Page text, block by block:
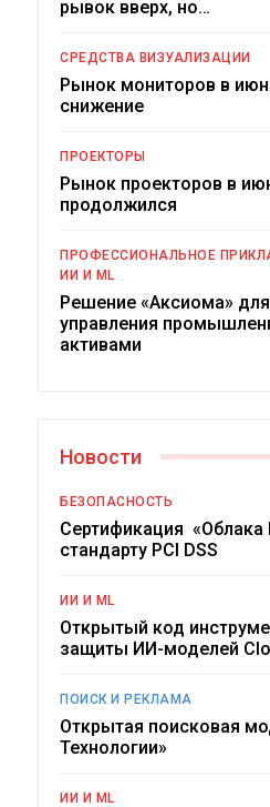
рывок вверх, но…
СРЕДСТВА ВИЗУАЛИЗАЦИИ
Рынок мониторов в
снижение
ПРОЕКТОРЫ
Рынок проекторов в
продолжился
ПРОФЕССИОНАЛЬНОЕ
ИИ И ML
Решение «Аксиома» для
управления
активами
Новости
БЕЗОПАСНОСТЬ
Сертификация «Облака
стандарту PCI DSS
ИИ И ML
Открытый код
защиты ИИ-моделей
ПОИСК И РЕКЛАМА
Открытая поисковая
Технологии»
ИИ И ML